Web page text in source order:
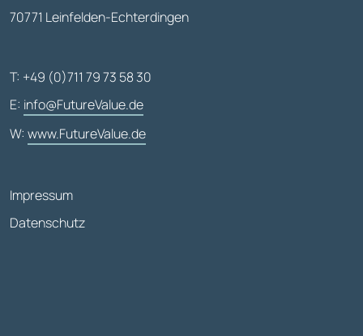
70771 Leinfelden-Echterdingen
T: +49 (0)711 79 73 58 30
E: info@FutureValue.de
W: www.FutureValue.de
Impressum
Datenschutz